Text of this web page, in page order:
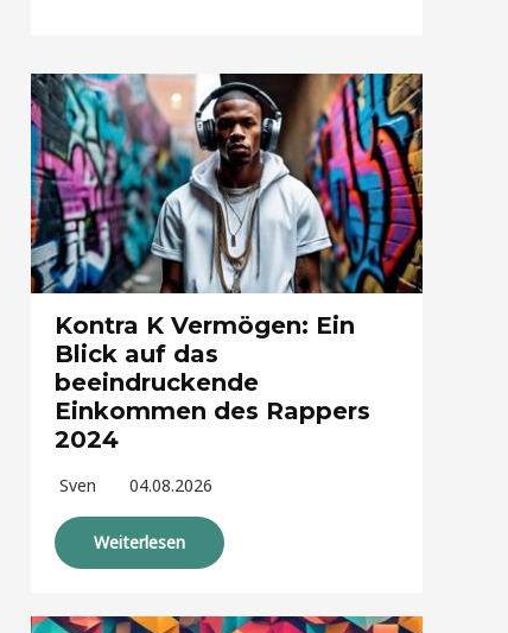
Kontra K Vermögen: Ein
Blick auf das
beeindruckende
Einkommen des Rappers
2024
Sven 04.08.2026
Weiterlesen